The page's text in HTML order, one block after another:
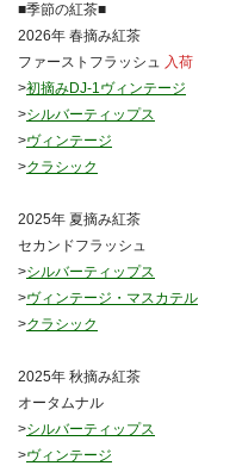
■季節の紅茶■
2026年 春摘み紅茶
ファーストフラッシュ 入荷
>初摘みDJ-1ヴィンテージ
>シルバーティップス
>ヴィンテージ
>クラシック
2025年 夏摘み紅茶
セカンドフラッシュ
>シルバーティップス
>ヴィンテージ・マスカテル
>クラシック
2025年 秋摘み紅茶
オータムナル
>シルバーティップス
>ヴィンテージ